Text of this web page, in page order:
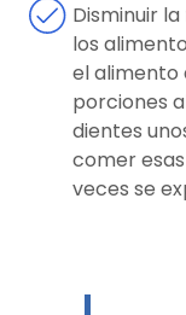
Disminuir
los
el alimento
porciones
dientes
comer
veces se